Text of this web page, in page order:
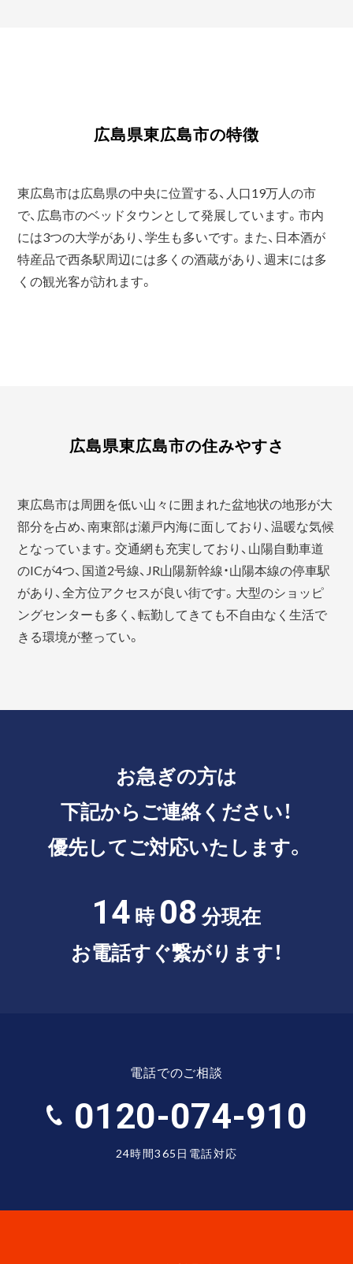
広島県東広島市の特徴
東広島市は広島県の中央に位置する、人口19万人の市
で、広島市のベッドタウンとして発展しています。市内
には3つの大学があり、学生も多いです。また、日本酒が
特産品で西条駅周辺には多くの酒蔵があり、週末には多
くの観光客が訪れます。
広島県東広島市の住みやすさ
東広島市は周囲を低い山々に囲まれた盆地状の地形が大
部分を占め、南東部は瀬戸内海に面しており、温暖な気候
となっています。交通網も充実しており、山陽自動車道
のICが4つ、国道2号線、JR山陽新幹線・山陽本線の停車駅
があり、全方位アクセスが良い街です。大型のショッピ
ングセンターも多く、転勤してきても不自由なく生活で
きる環境が整ってい。
お急ぎの方は
下記からご連絡ください！
優先してご対応いたします。
14時08 分現在
お電話すぐ繋がります！
電話でのご相談
0120-074-910
24時間365日電話対応